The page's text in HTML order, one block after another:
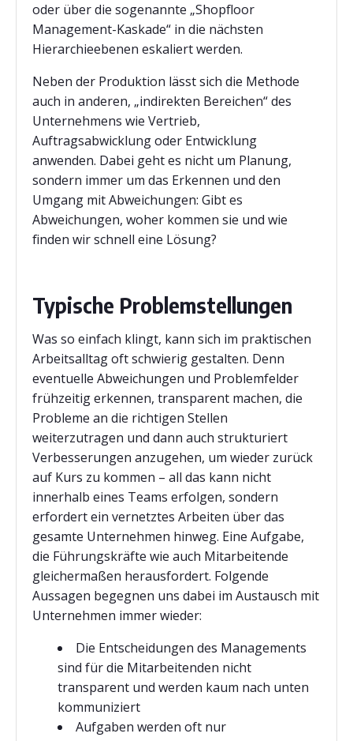
oder über die sogenannte „Shopfloor
Management-Kaskade“ in die nächsten
Hierarchieebenen eskaliert werden.
Neben der Produktion lässt sich die Methode
auch in anderen, „indirekten Bereichen“ des
Unternehmens wie Vertrieb,
Auftragsabwicklung oder Entwicklung
anwenden. Dabei geht es nicht um Planung,
sondern immer um das Erkennen und den
Umgang mit Abweichungen: Gibt es
Abweichungen, woher kommen sie und wie
finden wir schnell eine Lösung?
Typische Problemstellungen
Was so einfach klingt, kann sich im praktischen
Arbeitsalltag oft schwierig gestalten. Denn
eventuelle Abweichungen und Problemfelder
frühzeitig erkennen, transparent machen, die
Probleme an die richtigen Stellen
weiterzutragen und dann auch strukturiert
Verbesserungen anzugehen, um wieder zurück
auf Kurs zu kommen – all das kann nicht
innerhalb eines Teams erfolgen, sondern
erfordert ein vernetztes Arbeiten über das
gesamte Unternehmen hinweg. Eine Aufgabe,
die Führungskräfte wie auch Mitarbeitende
gleichermaßen herausfordert. Folgende
Aussagen begegnen uns dabei im Austausch mit
Unternehmen immer wieder:
Die Entscheidungen des Managements
sind für die Mitarbeitenden nicht
transparent und werden kaum nach unten
kommuniziert
Aufgaben werden oft nur